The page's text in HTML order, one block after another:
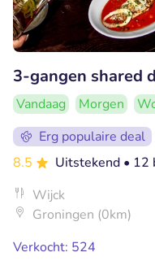
3-gangen shared
Vandaag Morgen
Erg populaire deal
8.5
Uitstekend • 12
Wijck
Groningen (0km)
Verkocht: 524